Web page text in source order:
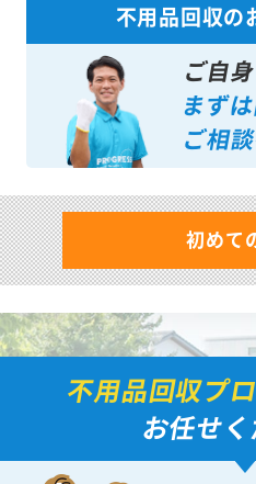
不用品回収の
ご自
まず
ご相談
初めて
不用品回収プ
お任せ